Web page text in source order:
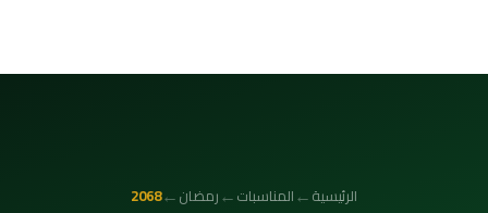
الرئيسية←المناسبات←رمضان←
2068